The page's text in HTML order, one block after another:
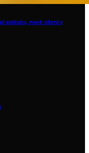
pokutu, nové cílení v